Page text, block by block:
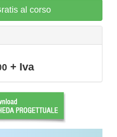
al corso
+ Iva